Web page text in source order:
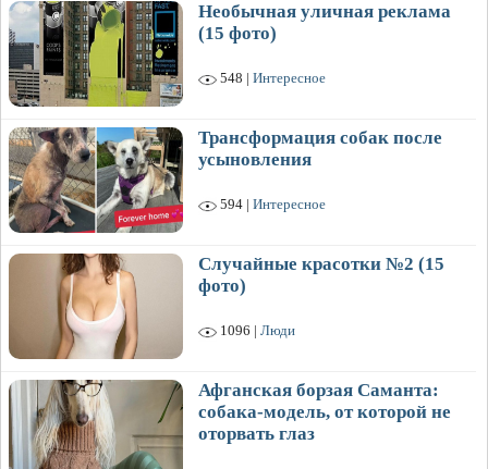
Необычная уличная реклама
(15 фото)
548 | Интересное
Трансформация собак после
усыновления
594 | Интересное
Случайные красотки №2 (15
фото)
1096 | Люди
Афганская борзая Саманта:
собака-модель, от которой не
оторвать глаз